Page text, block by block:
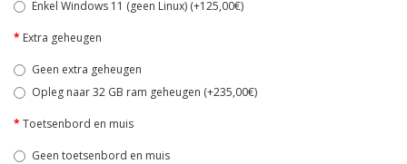
Enkel Windows 11 (geen Linux) (+125,00€)
Extra geheugen
Geen extra geheugen
Opleg naar 32 GB ram geheugen (+235,00€)
Toetsenbord en muis
Geen toetsenbord en muis